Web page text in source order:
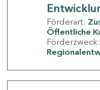
Förderart:
Öffentliche
Förderzweck: